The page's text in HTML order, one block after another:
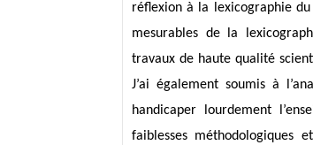
réflexion à la lexicographie du
mesurables de la
travaux de haute qualité
J’ai également soumis à
handicaper lourdement
faiblesses méthodologiques